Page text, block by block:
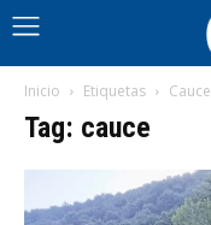
Inicio Etiquetas Cauce
Tag: cauce